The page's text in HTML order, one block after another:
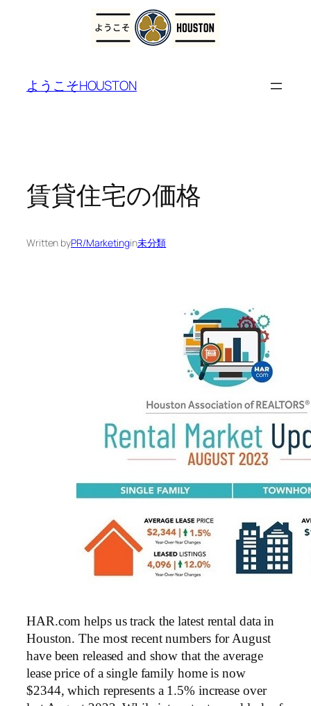
ようこそHOUSTON
賃貸住宅の価格
Written byPR/Marketingin未分類
HAR.com helps us track the latest rental data in
Houston. The most recent numbers for August
have been released and show that the average
lease price of a single family home is now
$2344, which represents a 1.5% increase over